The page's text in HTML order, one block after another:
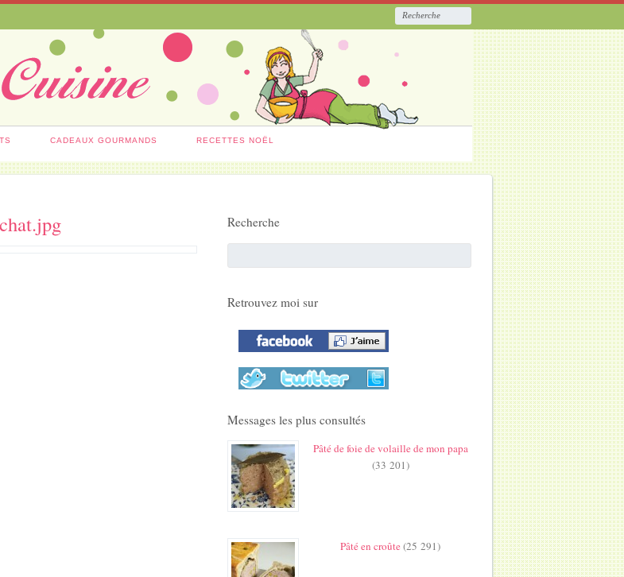
CADEAUX GOURMANDS RECETTES NOËL
Recherche
Retrouvez moi sur
Messages les plus consultés
Pâté de foie de volaille de mon papa
(33 201)
Pâté en croûte(25 291)